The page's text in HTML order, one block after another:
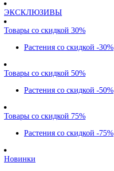
ЭКСКЛЮЗИВЫ
Товары со скидкой 30%
Растения со скидкой -30%
Товары со скидкой 50%
Растения со скидкой -50%
Товары со скидкой 75%
Растения со скидкой -75%
Новинки